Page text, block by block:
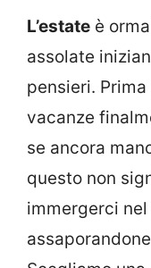
L’estate è
assolate
pensieri.
vacanze
se ancora
questo non
immergerci